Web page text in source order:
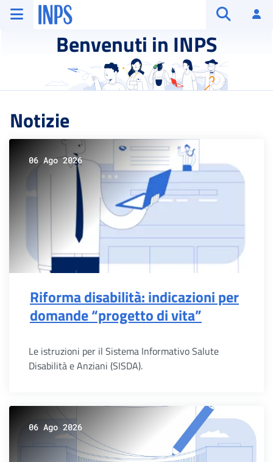
Vai al menu principale
Vai al contenuto principale
Vai al pie' di pagina
INPS ()
Benvenuti in INPS
Notizie
06 Ago 2026
Riforma disabilità: indicazioni per
domande “progetto di vita”
Le istruzioni per il Sistema Informativo Salute
Disabilità e Anziani (SISDA).
06 Ago 2026